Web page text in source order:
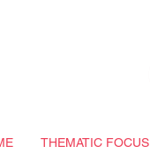
THEMATIC FOCUS